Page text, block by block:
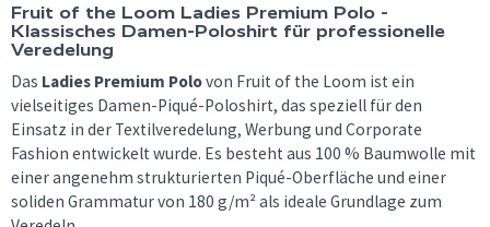
Fruit of the Loom Ladies Premium Polo -
Klassisches Damen-Poloshirt für professionelle
Veredelung
Das Ladies Premium Polovon Fruit of the Loom ist ein
vielseitiges Damen-Piqué-Poloshirt, das speziell für den
Einsatz in der Textilveredelung, Werbung und Corporate
Fashion entwickelt wurde. Es besteht aus 100 % Baumwolle mit
einer angenehm strukturierten Piqué-Oberfläche und einer
soliden Grammatur von 180 g/m² als ideale Grundlage zum